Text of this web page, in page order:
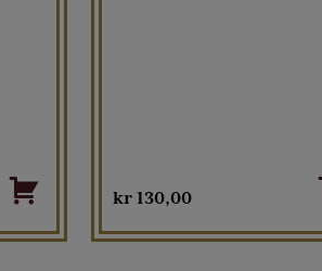
kr 130,00